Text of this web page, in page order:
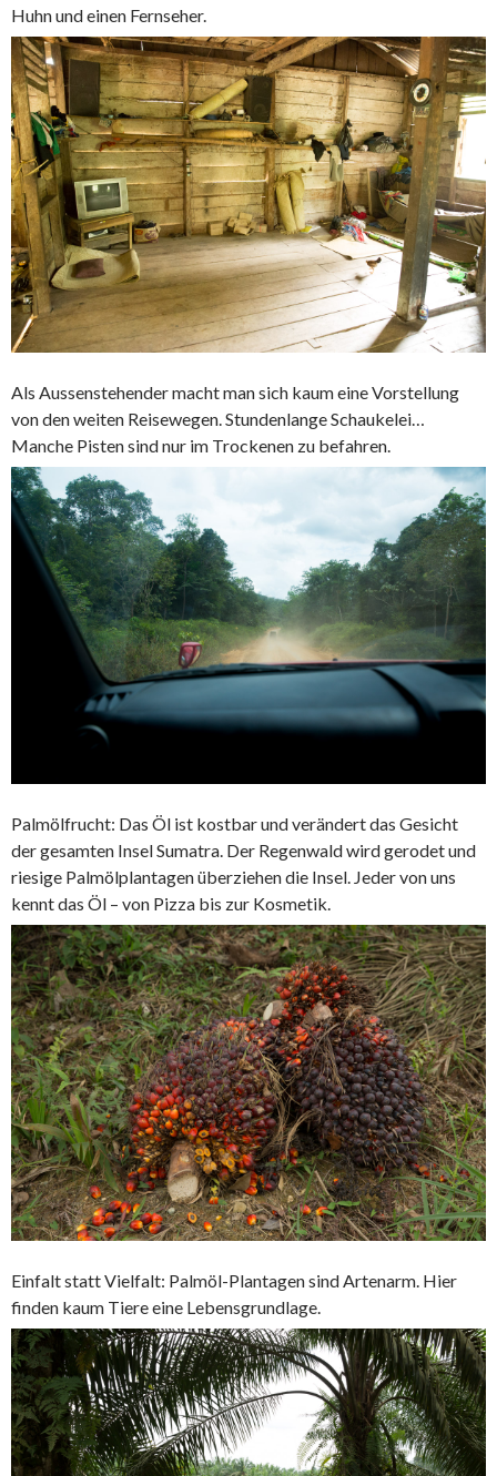
Huhn und einen Fernseher.
Als Aussenstehender macht man sich kaum eine Vorstellung
von den weiten Reisewegen. Stundenlange Schaukelei…
Manche Pisten sind nur im Trockenen zu befahren.
Palmölfrucht: Das Öl ist kostbar und verändert das Gesicht
der gesamten Insel Sumatra. Der Regenwald wird gerodet und
riesige Palmölplantagen überziehen die Insel. Jeder von uns
kennt das Öl – von Pizza bis zur Kosmetik.
Einfalt statt Vielfalt: Palmöl-Plantagen sind Artenarm. Hier
finden kaum Tiere eine Lebensgrundlage.